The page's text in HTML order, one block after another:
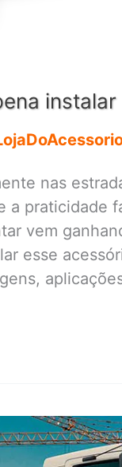
nas
praticidade
vem
esse